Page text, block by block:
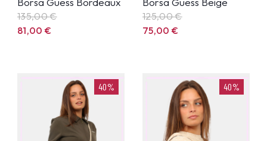
135,00€
81,00€
125,00€
75,00€
40% 40%